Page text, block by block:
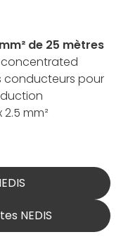
de 25 mètres
concentrated
conducteurs pour
mm²
NEDIS